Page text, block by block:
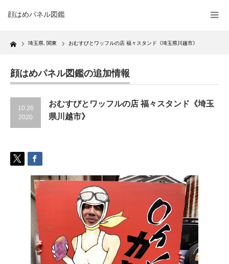
顔はめパネル図鑑
Home 埼玉県 関東 おむすびとワッフルの店 福々スタンド《埼玉県川越市》
顔はめパネル図鑑の追加情報
10.26
2020
おむすびとワッフルの店 福々スタンド《埼玉
県川越市》